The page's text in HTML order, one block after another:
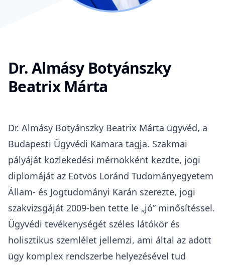
Dr. Almásy Botyánszky
Beatrix Márta
Dr. Almásy Botyánszky Beatrix Márta ügyvéd, a
Budapesti Ügyvédi Kamara tagja. Szakmai
pályáját közlekedési mérnökként kezdte, jogi
diplomáját az Eötvös Loránd Tudományegyetem
Állam- és Jogtudományi Karán szerezte, jogi
szakvizsgáját 2009-ben tette le „jó” minősítéssel.
Ügyvédi tevékenységét széles látókör és
holisztikus szemlélet jellemzi, ami által az adott
ügy komplex rendszerbe helyezésével tud